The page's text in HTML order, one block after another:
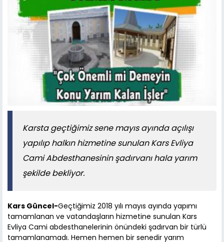
Karsta geçtiğimiz sene mayıs ayında açılışı
yapılıp halkın hizmetine sunulan Kars Evliya
Cami Abdesthanesinin şadırvanı hala yarım
şekilde bekliyor.
Kars Güncel-Geçtiğimiz 2018 yılı mayıs ayında yapımı
tamamlanan ve vatandaşların hizmetine sunulan Kars
Evliya Cami abdesthanelerinin önündeki şadırvan bir türlü
tamamlanamadı. Hemen hemen bir senedir yarım